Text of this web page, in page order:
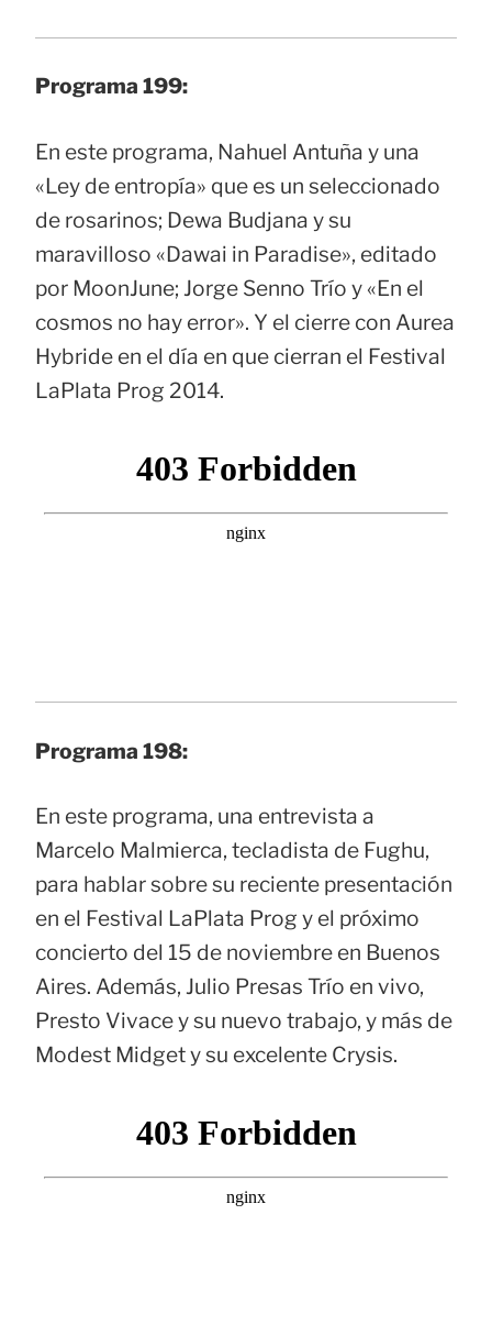
Programa 199:
En este programa, Nahuel Antuña y una
«Ley de entropía» que es un seleccionado
de rosarinos; Dewa Budjana y su
maravilloso «Dawai in Paradise», editado
por MoonJune; Jorge Senno Trío y «En el
cosmos no hay error». Y el cierre con Aurea
Hybride en el día en que cierran el Festival
LaPlata Prog 2014.
Programa 198:
En este programa, una entrevista a
Marcelo Malmierca, tecladista de Fughu,
para hablar sobre su reciente presentación
en el Festival LaPlata Prog y el próximo
concierto del 15 de noviembre en Buenos
Aires. Además, Julio Presas Trío en vivo,
Presto Vivace y su nuevo trabajo, y más de
Modest Midget y su excelente Crysis.